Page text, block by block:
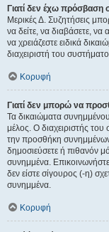
Γιατί δεν έχω πρόσβαση
Μερικές Δ. Συζητήσεις
να δείτε, να διαβάσετε, να
να χρειάζεστε ειδικά
διαχειριστή του
Κορυφή
Γιατί δεν μπορώ να
Τα δικαιώματα
μέλος. Ο διαχειριστής
την προσθήκη
δημοσιεύσετε ή πιθανόν
συνημμένα.
δεν είστε σίγουρος (-η)
συνημμένα.
Κορυφή